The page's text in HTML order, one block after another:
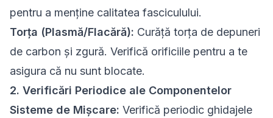
pentru a menține calitatea fasciculului.
Torța (Plasmă/Flacără): Curăță torța de depuneri
de carbon și zgură. Verifică orificiile pentru a te
asigura că nu sunt blocate.
2. Verificări Periodice ale Componentelor
Sisteme de Mișcare: Verifică periodic ghidajele